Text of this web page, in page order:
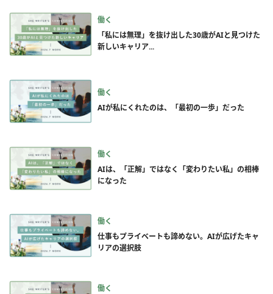
働く
「私には無理」を抜け出した30歳がAIと見つけた
新しいキャリア...
働く
AIが私にくれたのは、「最初の一歩」だった
働く
AIは、「正解」ではなく「変わりたい私」の相棒
になった
働く
仕事もプライベートも諦めない。AIが広げたキャ
リアの選択肢
働く